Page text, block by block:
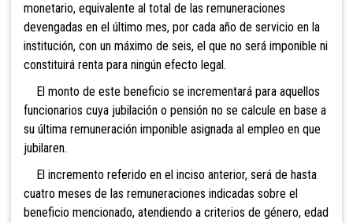
monetario, equivalente al total de las remuneraciones
devengadas en el último mes, por cada año de servicio en la
institución, con un máximo de seis, el que no será imponible ni
constituirá renta para ningún efecto legal.
El monto de este beneficio se incrementará para aquellos
funcionarios cuya jubilación o pensión no se calcule en base a
su última remuneración imponible asignada al empleo en que
jubilaren.
El incremento referido en el inciso anterior, será de hasta
cuatro meses de las remuneraciones indicadas sobre el
beneficio mencionado, atendiendo a criterios de género, edad